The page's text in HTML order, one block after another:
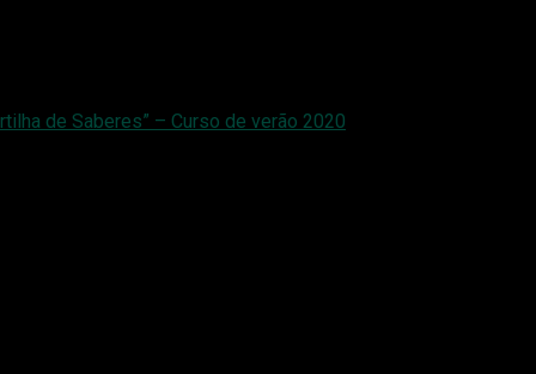
de Saberes” – Curso de verão 2020